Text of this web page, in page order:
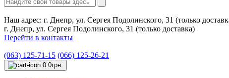
Наш адрес: г. Днепр, ул. Сергея Подолинского, 31 (только
г. Днепр, ул. Сергея Подолинского, 31 (только доставка)
Перейти в контакты
(063) 125-71-15 (066) 125-26-21
0 0грн.